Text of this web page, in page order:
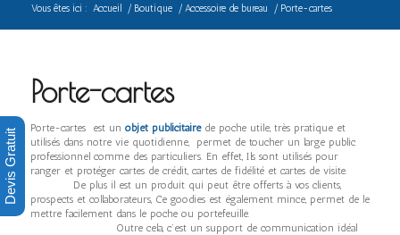
Vous êtes ici : Accueil / Boutique / Accessoire de bureau / Porte-cartes
Porte-cartes
Porte-cartes est un objet publicitairede poche utile, très pratique et
utilisés dans notre vie quotidienne, permet de toucher un large public
professionnel comme des particuliers. En effet, Ils sont utilisés pour
ranger et protéger cartes de crédit, cartes de fidélité et cartes de visite.
De plus il est un produit qui peut être offerts à vos clients,
prospects et collaborateurs, Ce goodies est également mince, permet de le
mettre facilement dans le poche ou portefeuille.
Outre cela, c’est un support de communication idéal
Devis Gratuit